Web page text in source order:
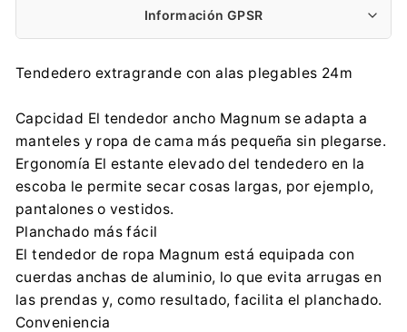
Información GPSR
Fabricante:
FHP VILEDA Sp. z o.o.
info@sklepvileda.pl
+48 42 279 44 45
FHP VILEDA Sp. z o.o.
Puławska 182, 02-670 Warszawa
info@sklepvileda.pl
+48 42 279 44 45
Tendedero extragrande con alas plegables 24m
Capcidad El tendedor ancho Magnum se adapta a
manteles y ropa de cama más pequeña sin plegarse.
Ergonomía El estante elevado del tendedero en la
escoba le permite secar cosas largas, por ejemplo,
pantalones o vestidos.
Planchado más fácil
El tendedor de ropa Magnum está equipada con
cuerdas anchas de aluminio, lo que evita arrugas en
las prendas y, como resultado, facilita el planchado.
Conveniencia